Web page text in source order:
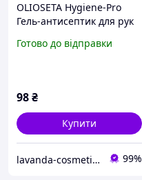
OLIOSETA Hygiene-Pro
Гель-антисептик для рук
Готово до відправки
98₴
Купити
lavanda-cosmetic.prom.ua 99%